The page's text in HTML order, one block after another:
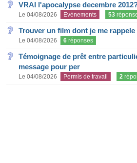
VRAI l'apocalypse decembre
Le 04/08/2026 Evènements 53
Trouver un film dont je me
Le 04/08/2026 6 réponses
Témoignage de prêt entre
message pour per
Le 04/08/2026 Permis de travail 2